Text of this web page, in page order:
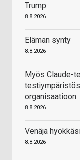
Trump
8.8.2026
Elämän synty
8.8.2026
Myös Claude-
organisaatioon
8.8.2026
Venäjä
8.8.2026